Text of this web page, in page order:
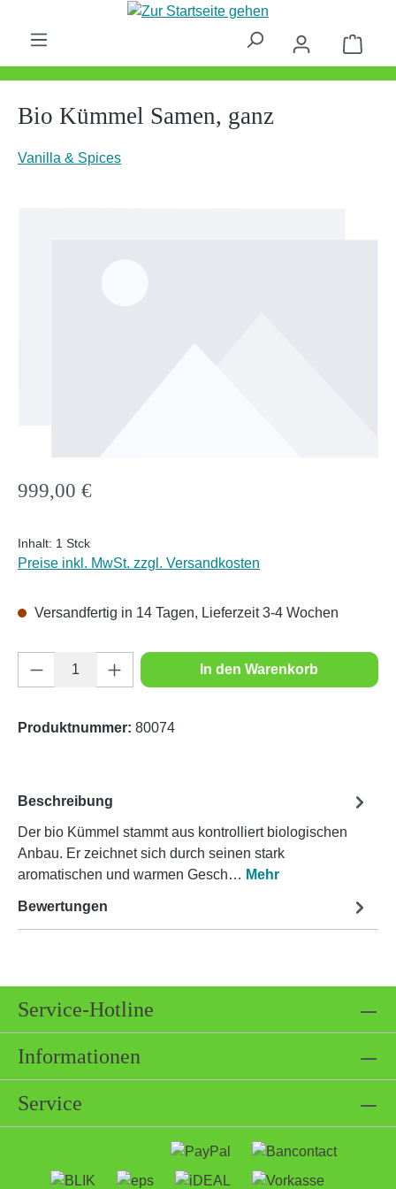
Zum Hauptinhalt springen
Bio Kümmel Samen, ganz
Vanilla & Spices
Regulärer Preis:
999,00 €
Inhalt: 1 Stck
Preise inkl. MwSt. zzgl. Versandkosten
Versandfertig in 14 Tagen, Lieferzeit 3-4 Wochen
Produkt Anzahl: Gib den gewünschten
In den Warenkorb
Produktnummer: 80074
Beschreibung
Der bio Kümmel stammt aus kontrolliert biologischen
Anbau. Er zeichnet sich durch seinen stark
aromatischen und warmen Gesch… Mehr
Bewertungen
Service-Hotline
Informationen
Service